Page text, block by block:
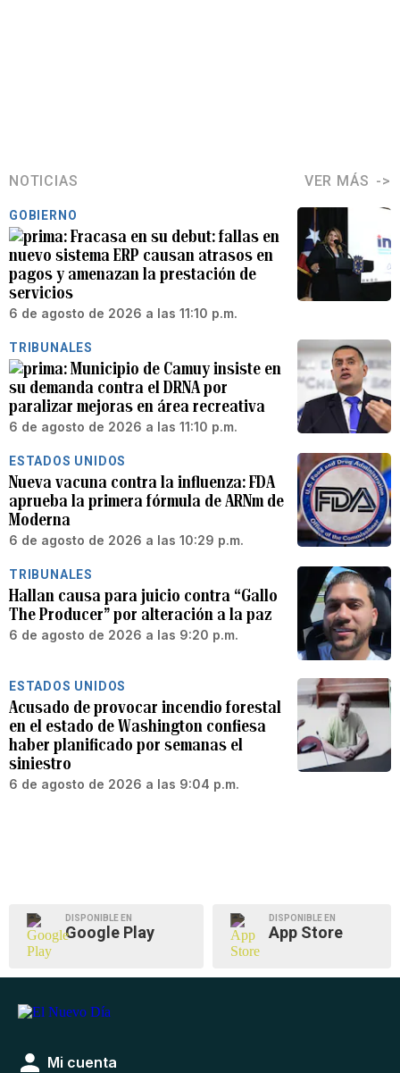
NOTICIAS VER MÁS
GOBIERNO
Fracasa en su debut: fallas en
nuevo sistema ERP causan atrasos en
pagos y amenazan la prestación de
servicios
6 de agosto de 2026 a las 11:10 p.m.
TRIBUNALES
Municipio de Camuy insiste en
su demanda contra el DRNA por
paralizar mejoras en área recreativa
6 de agosto de 2026 a las 11:10 p.m.
ESTADOS UNIDOS
Nueva vacuna contra la influenza: FDA
aprueba la primera fórmula de ARNm de
Moderna
6 de agosto de 2026 a las 10:29 p.m.
TRIBUNALES
Hallan causa para juicio contra “Gallo
The Producer” por alteración a la paz
6 de agosto de 2026 a las 9:20 p.m.
ESTADOS UNIDOS
Acusado de provocar incendio forestal
en el estado de Washington confiesa
haber planificado por semanas el
siniestro
6 de agosto de 2026 a las 9:04 p.m.
DISPONIBLE EN
Google Play
DISPONIBLE EN
App Store
Mi cuenta